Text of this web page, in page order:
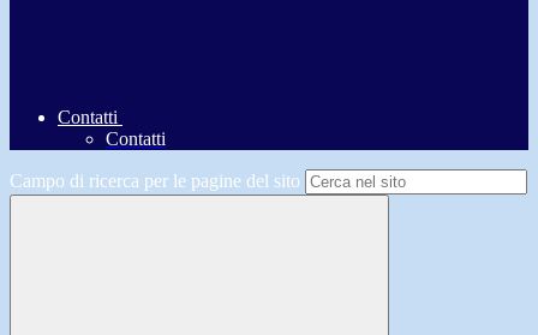
Contatti
Contatti
Campo di ricerca per le pagine del sito